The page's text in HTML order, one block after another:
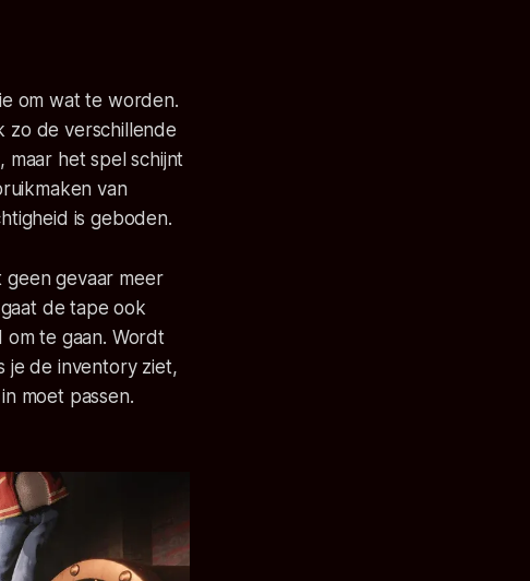
om wat te worden.
zo de verschillende
, maar het spel schijnt
van
is geboden.
gevaar meer
de tape ook
om te gaan. Wordt
je de inventory ziet,
in moet passen.